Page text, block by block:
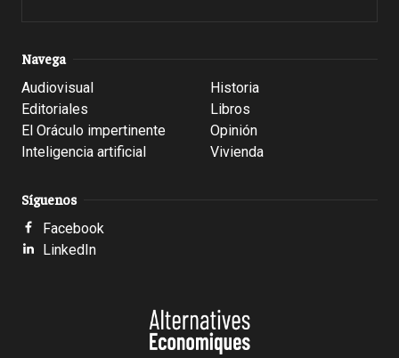
Navega
Audiovisual
Editoriales
El Oráculo impertinente
Inteligencia artificial
Historia
Libros
Opinión
Vivienda
Síguenos
Facebook
LinkedIn